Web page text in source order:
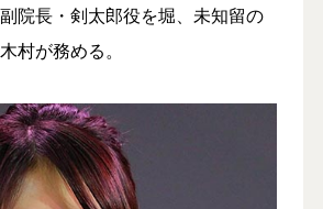
院長・剣太郎役を堀、未知留の
村が務める。